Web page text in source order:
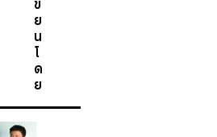
ขี
ย
น
โ
ด
ย